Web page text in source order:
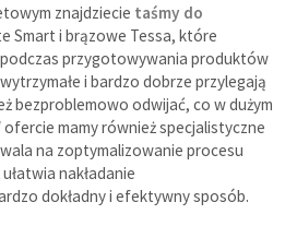
znajdziecie taśmy do
Smart i brązowe Tessa, które
przygotowywania produktów
i bardzo dobrze przylegają
bezproblemowo odwijać, co w dużym
mamy również specjalistyczne
na zoptymalizowanie procesu
nakładanie
dokładny i efektywny sposób.